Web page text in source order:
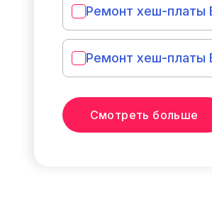
Ремонт хеш-платы
Ремонт хеш-платы
Смотреть больше